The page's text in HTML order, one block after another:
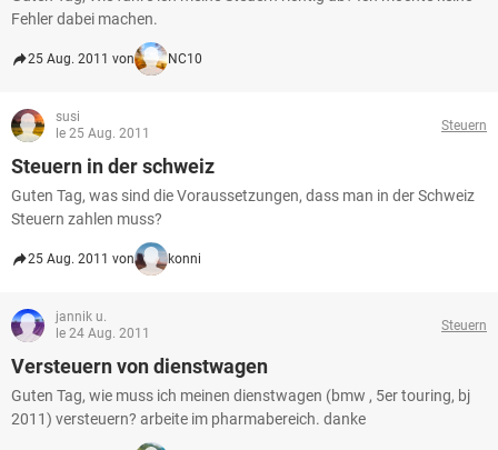
Fehler dabei machen.
25 Aug. 2011 von NC10
susi
le 25 Aug. 2011
Steuern
Steuern in der schweiz
Guten Tag, was sind die Voraussetzungen, dass man in der Schweiz
Steuern zahlen muss?
25 Aug. 2011 von konni
jannik u.
le 24 Aug. 2011
Steuern
Versteuern von dienstwagen
Guten Tag, wie muss ich meinen dienstwagen (bmw , 5er touring, bj
2011) versteuern? arbeite im pharmabereich. danke